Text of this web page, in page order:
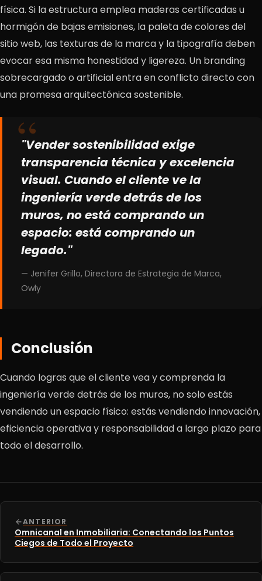
física. Si la estructura emplea maderas certificadas u
hormigón de bajas emisiones, la paleta de colores del
sitio web, las texturas de la marca y la tipografía deben
evocar esa misma honestidad y ligereza. Un branding
sobrecargado o artificial entra en conflicto directo con
una promesa arquitectónica sostenible.
"Vender sostenibilidad exige
transparencia técnica y excelencia
visual. Cuando el cliente ve la
ingeniería verde detrás de los
muros, no está comprando un
espacio: está comprando un
legado."
— Jenifer Grillo, Directora de Estrategia de Marca,
Owly
Conclusión
Cuando logras que el cliente vea y comprenda la
ingeniería verde detrás de los muros, no solo estás
vendiendo un espacio físico: estás vendiendo innovación,
eficiencia operativa y responsabilidad a largo plazo para
todo el desarrollo.
ANTERIOR
Omnicanal en Inmobiliaria: Conectando los Puntos
Ciegos de Todo el Proyecto